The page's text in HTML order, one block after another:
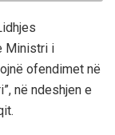
Ministri i
ofendimet në
në ndeshjen e